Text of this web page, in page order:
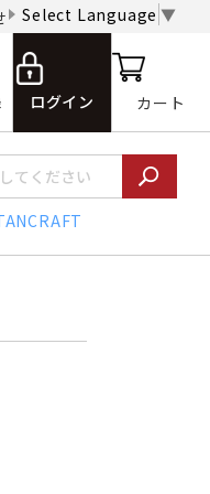
Select Language ▼
ログイン カート